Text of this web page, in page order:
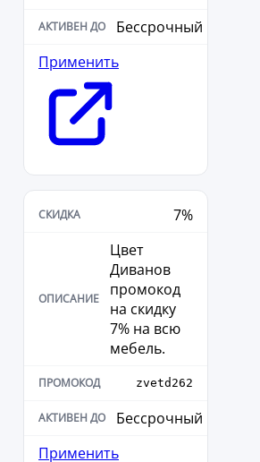
Бессрочный
Применить
7%
Цвет
Диванов
промокод
на скидку
7% на всю
мебель.
zvetd262
Бессрочный
Применить